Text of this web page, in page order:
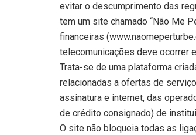
evitar o descumprimento das
tem um site chamado “Não Me
financeiras
telecomunicações deve ocorrer
Trata-se de uma plataforma
relacionadas a ofertas de
assinatura e internet, das
de crédito consignado) de
O site não bloqueia todas as